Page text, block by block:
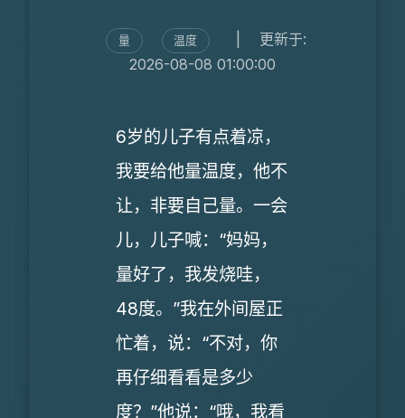
量 温度
更新于:
2026-08-08 01:00:00
6岁的儿子有点着凉，
我要给他量温度，他不
让，非要自己量。一会
儿，儿子喊：“妈妈，
量好了，我发烧哇，
48度。”我在外间屋正
忙着，说：“不对，你
再仔细看看是多少
度？”他说：“哦，我看